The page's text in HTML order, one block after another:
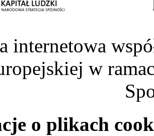
internetowa
w
o plikach